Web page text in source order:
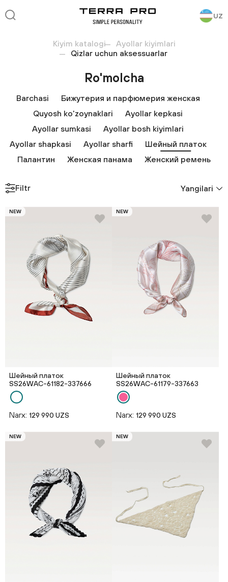
UZ
Kiyim katalogi
Ayollar kiyimlari
Qizlar uchun aksessuarlar
Ro'molcha
Barchasi
Бижутерия и парфюмерия женская
Quyosh ko'zoynaklari
Ayollar kepkasi
Ayollar sumkasi
Ayollar bosh kiyimlari
Ayollar shapkasi
Ayollar sharfi
Шейный платок
Палантин
Женская панама Женский ремень
Filtr Yangilari
NEW
Шейный платок
SS26WAС-61182-337666
Narx: 129 990 UZS
NEW
Шейный платок
SS26WAС-61179-337663
Narx: 129 990 UZS
NEW NEW